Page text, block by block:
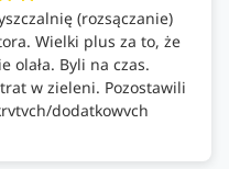
(rozsączanie)
Wielki plus za to, że
olała. Byli na czas.
w zieleni. Pozostawili
dodatkowych
OK. Obsługa
środki do oczyszczalni –